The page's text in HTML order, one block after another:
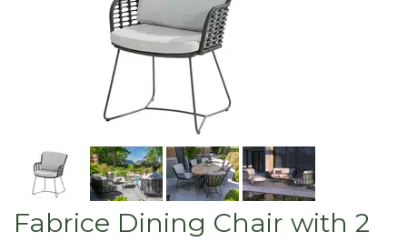
Fabrice Dining Chair with 2